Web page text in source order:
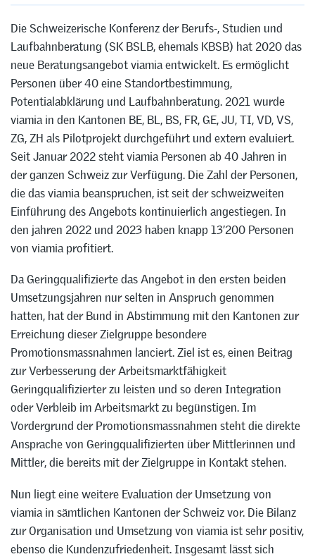
Die Schweizerische Konferenz der Berufs-, Studien und
Laufbahnberatung (SK BSLB, ehemals KBSB) hat 2020 das
neue Beratungsangebot viamia entwickelt. Es ermöglicht
Personen über 40 eine Standortbestimmung,
Potentialabklärung und Laufbahnberatung. 2021 wurde
viamia in den Kantonen BE, BL, BS, FR, GE, JU, TI, VD, VS,
ZG, ZH als Pilotprojekt durchgeführt und extern evaluiert.
Seit Januar 2022 steht viamia Personen ab 40 Jahren in
der ganzen Schweiz zur Verfügung. Die Zahl der Personen,
die das viamia beanspruchen, ist seit der schweizweiten
Einführung des Angebots kontinuierlich angestiegen. In
den jahren 2022 und 2023 haben knapp 13’200 Personen
von viamia profitiert.
Da Geringqualifizierte das Angebot in den ersten beiden
Umsetzungsjahren nur selten in Anspruch genommen
hatten, hat der Bund in Abstimmung mit den Kantonen zur
Erreichung dieser Zielgruppe besondere
Promotionsmassnahmen lanciert. Ziel ist es, einen Beitrag
zur Verbesserung der Arbeitsmarktfähigkeit
Geringqualifizierter zu leisten und so deren Integration
oder Verbleib im Arbeitsmarkt zu begünstigen. Im
Vordergrund der Promotionsmassnahmen steht die direkte
Ansprache von Geringqualifizierten über Mittlerinnen und
Mittler, die bereits mit der Zielgruppe in Kontakt stehen.
Nun liegt eine weitere Evaluation der Umsetzung von
viamia in sämtlichen Kantonen der Schweiz vor. Die Bilanz
zur Organisation und Umsetzung von viamia ist sehr positiv,
ebenso die Kundenzufriedenheit. Insgesamt lässt sich